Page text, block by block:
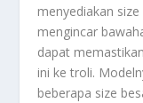
menyediakan
mengincar
dapat
ini ke troli.
beberapa size